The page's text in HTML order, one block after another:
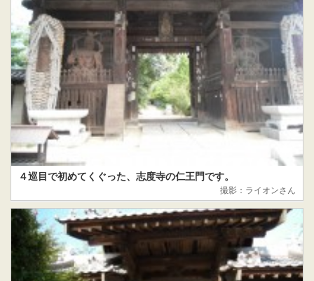
４巡目で初めてくぐった、志度寺の仁王門です。
撮影：ライオンさん